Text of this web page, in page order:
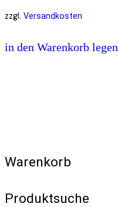
zzgl. Versandkosten
in den Warenkorb legen
Warenkorb
Produktsuche